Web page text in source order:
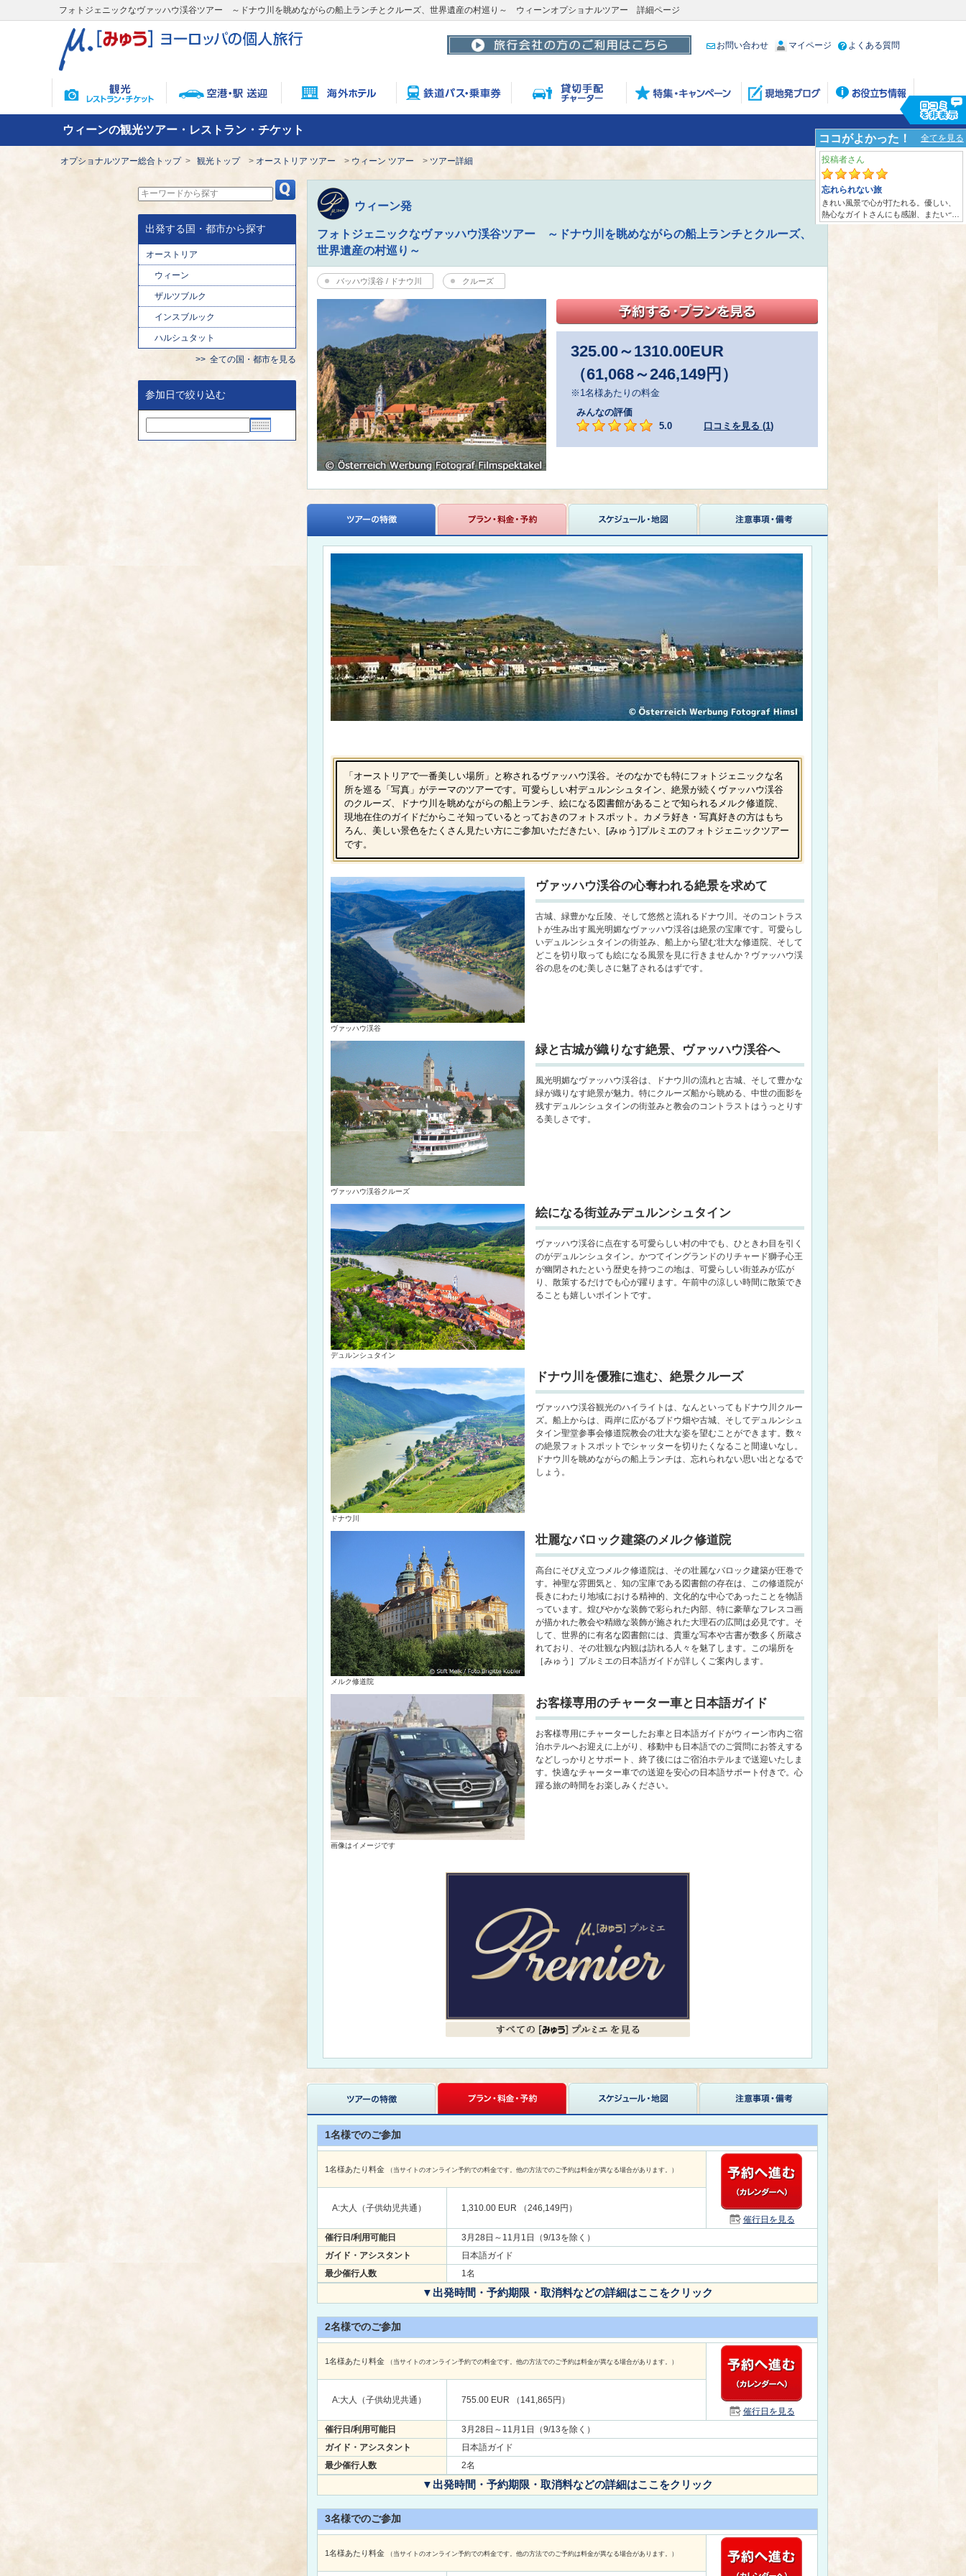
フォトジェニックなヴァッハウ渓谷ツアー ～ドナウ川を眺めながらの船上ランチとクルーズ、世界遺産の村巡り～ ウィーンオプショナルツアー 詳細ページ
お問い合わせ マイページ よくある質問
ウィーンの観光ツアー・レストラン・チケット
オプショナルツアー総合トップ 観光トップ オーストリア ツアー ウィーン ツアー ツアー詳細
出発する国・都市から探す
オーストリア
ウィーン
ザルツブルク
インスブルック
ハルシュタット
全ての国・都市を見る
参加日で絞り込む
ウィーン発
フォトジェニックなヴァッハウ渓谷ツアー ～ドナウ川を眺めながらの船上ランチとクルーズ、
世界遺産の村巡り～
バッハウ渓谷 / ドナウ川 クルーズ
325.00～ 1310.00EUR
（61,068～246,149円）
※1名様あたりの料金
みんなの評価
5.0
口コミを見る (1)
「オーストリアで一番美しい場所」と称されるヴァッハウ渓谷。そのなかでも特にフォトジェニックな名
所を巡る「写真」がテーマのツアーです。可愛らしい村デュルンシュタイン、絶景が続くヴァッハウ渓谷
のクルーズ、ドナウ川を眺めながらの船上ランチ、絵になる図書館があることで知られるメルク修道院、
現地在住のガイドだからこそ知っているとっておきのフォトスポット。カメラ好き・写真好きの方はもち
ろん、美しい景色をたくさん見たい方にご参加いただきたい、[みゅう]プルミエのフォトジェニックツアー
です。
ヴァッハウ渓谷
ヴァッハウ渓谷の心奪われる絶景を求めて
古城、緑豊かな丘陵、そして悠然と流れるドナウ川。そのコントラス
トが生み出す風光明媚なヴァッハウ渓谷は絶景の宝庫です。可愛らし
いデュルンシュタインの街並み、船上から望む壮大な修道院、そして
どこを切り取っても絵になる風景を見に行きませんか？ヴァッハウ渓
谷の息をのむ美しさに魅了されるはずです。
ヴァッハウ渓谷クルーズ
緑と古城が織りなす絶景、ヴァッハウ渓谷へ
風光明媚なヴァッハウ渓谷は、ドナウ川の流れと古城、そして豊かな
緑が織りなす絶景が魅力。特にクルーズ船から眺める、中世の面影を
残すデュルンシュタインの街並みと教会のコントラストはうっとりす
る美しさです。
デュルンシュタイン
絵になる街並みデュルンシュタイン
ヴァッハウ渓谷に点在する可愛らしい村の中でも、ひときわ目を引く
のがデュルンシュタイン。かつてイングランドのリチャード獅子心王
が幽閉されたという歴史を持つこの地は、可愛らしい街並みが広が
り、散策するだけでも心が躍ります。午前中の涼しい時間に散策でき
ることも嬉しいポイントです。
ドナウ川
ドナウ川を優雅に進む、絶景クルーズ
ヴァッハウ渓谷観光のハイライトは、なんといってもドナウ川クルー
ズ。船上からは、両岸に広がるブドウ畑や古城、そしてデュルンシュ
タイン聖堂参事会修道院教会の壮大な姿を望むことができます。数々
の絶景フォトスポットでシャッターを切りたくなること間違いなし。
ドナウ川を眺めながらの船上ランチは、忘れられない思い出となるで
しょう。
メルク修道院
壮麗なバロック建築のメルク修道院
高台にそびえ立つメルク修道院は、その壮麗なバロック建築が圧巻で
す。神聖な雰囲気と、知の宝庫である図書館の存在は、この修道院が
長きにわたり地域における精神的、文化的な中心であったことを物語
っています。煌びやかな装飾で彩られた内部、特に豪華なフレスコ画
が描かれた教会や精緻な装飾が施された大理石の広間は必見です。そ
して、世界的に有名な図書館には、貴重な写本や古書が数多く所蔵さ
れており、その壮観な内観は訪れる人々を魅了します。この場所を
［みゅう］プルミエの日本語ガイドが詳しくご案内します。
画像はイメージです
お客様専用のチャーター車と日本語ガイド
お客様専用にチャーターしたお車と日本語ガイドがウィーン市内ご宿
泊ホテルへお迎えに上がり、移動中も日本語でのご質問にお答えする
などしっかりとサポート、終了後にはご宿泊ホテルまで送迎いたしま
す。快適なチャーター車での送迎を安心の日本語サポート付きで。心
躍る旅の時間をお楽しみください。
1名様でのご参加
1名様あたり料金 （当サイトのオンライン予約での料金です。他の方法でのご予約は料金が異なる場合があります。）
催行日を見る
A:大人（子供幼児共通） 1,310.00 EUR （246,149円）
催行日/利用可能日
3月28日～11月1日（9/13を除く）
ガイド・アシスタント
日本語ガイド
最少催行人数
1名
▼出発時間・予約期限・取消料などの詳細はここをクリック
2名様でのご参加
1名様あたり料金 （当サイトのオンライン予約での料金です。他の方法でのご予約は料金が異なる場合があります。）
催行日を見る
A:大人（子供幼児共通） 755.00 EUR （141,865円）
催行日/利用可能日
3月28日～11月1日（9/13を除く）
ガイド・アシスタント
日本語ガイド
最少催行人数
2名
▼出発時間・予約期限・取消料などの詳細はここをクリック
3名様でのご参加
1名様あたり料金 （当サイトのオンライン予約での料金です。他の方法でのご予約は料金が異なる場合があります。）